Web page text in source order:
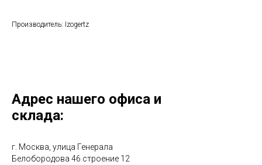
Производитель: Izogertz
Адрес нашего офиса и
склада:
г. Москва, улица Генерала
Белобородова 46 строение 12